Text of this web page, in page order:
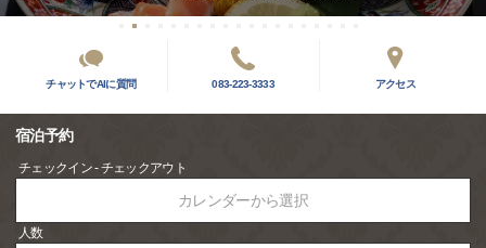
チャットでAIに質問 083-223-3333 アクセス
宿泊予約
チェックイン - チェックアウト
カレンダーから選択
人数